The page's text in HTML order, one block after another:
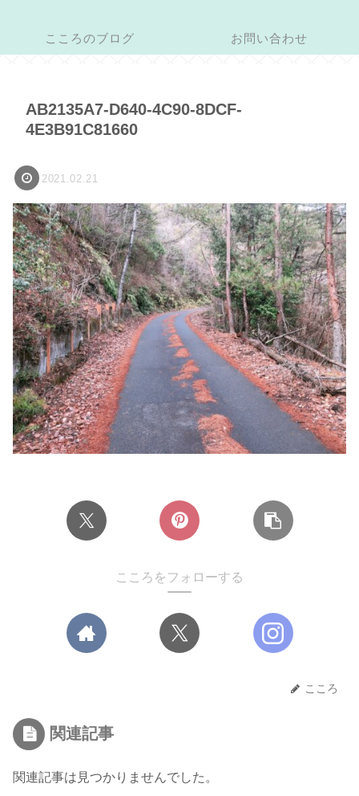
こころのブログ お問い合わせ
AB2135A7-D640-4C90-8DCF-
4E3B91C81660
2021.02.21
こころをフォローする
こころ
関連記事
関連記事は見つかりませんでした。